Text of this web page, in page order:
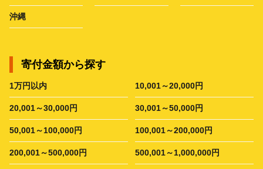
沖縄
寄付金額から探す
1万円以内 10,001～20,000円
20,001～30,000円 30,001～50,000円
50,001～100,000円 100,001～200,000円
200,001～500,000円 500,001～1,000,000円